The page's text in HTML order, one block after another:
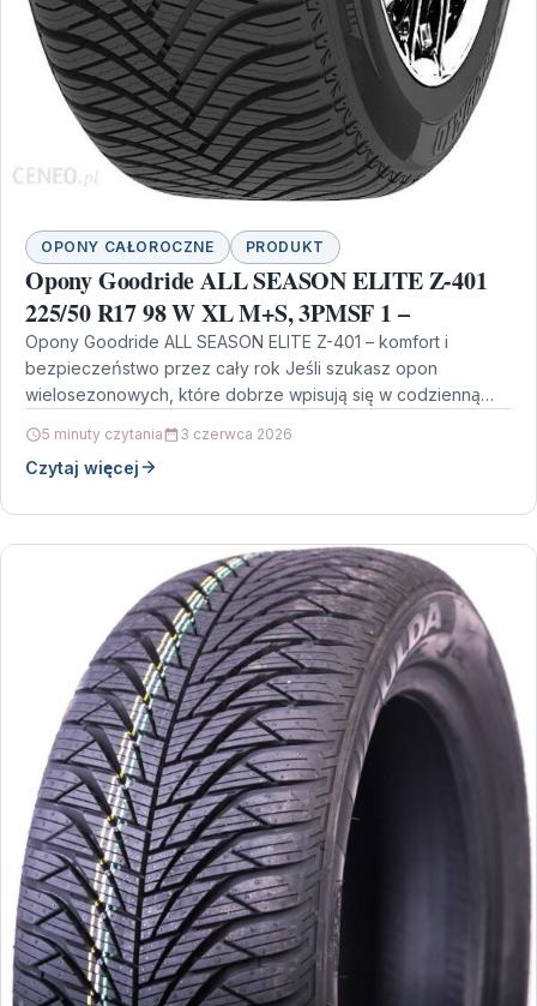
OPONY CAŁOROCZNE PRODUKT
Opony Goodride ALL SEASON ELITE Z-401
225/50 R17 98 W XL M+S, 3PMSF 1 –
Opony Goodride ALL SEASON ELITE Z-401 – komfort i
bezpieczeństwo przez cały rok Jeśli szukasz opon
wielosezonowych, które dobrze wpisują się w codzienną
5 minuty czytania 3 czerwca 2026
Czytaj więcej